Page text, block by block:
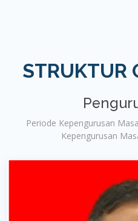
STRUKTUR
Periode Kepengurusan
Kepengurusan